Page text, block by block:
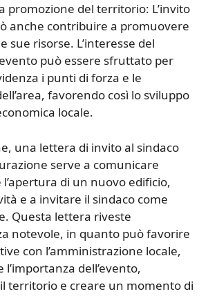
promozione del territorio: L’invito
anche contribuire a promuovere
sue risorse. L’interesse del
può essere sfruttato per
i punti di forza e le
favorendo così lo sviluppo
locale.
una lettera di invito al sindaco
serve a comunicare
di un nuovo edificio,
e a invitare il sindaco come
Questa lettera riveste
notevole, in quanto può favorire
con l’amministrazione locale,
dell’evento,
territorio e creare un momento di